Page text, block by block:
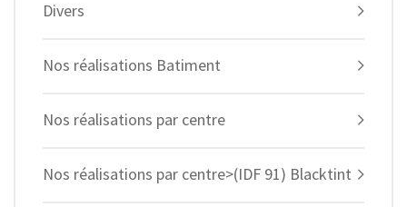
Divers
Nos réalisations Batiment
Nos réalisations par centre
Nos réalisations par centre>(IDF 91) Blacktint